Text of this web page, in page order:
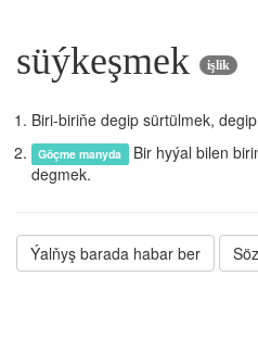
süýkeşmek işlik
Biri-biriňe degip sürtülmek,
Göçme manyda Bir hyýal bilen
degmek.
Ýalňyş barada habar ber